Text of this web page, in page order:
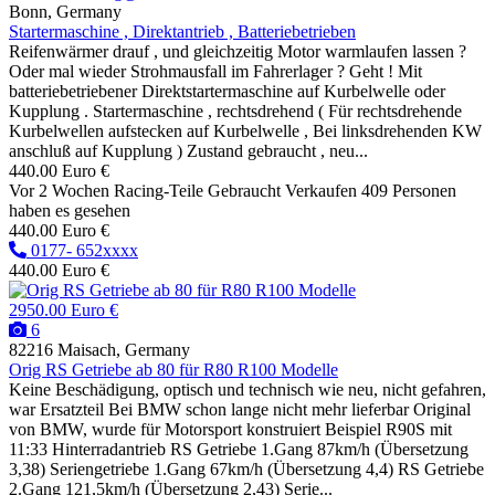
Bonn, Germany
Startermaschine , Direktantrieb , Batteriebetrieben
Reifenwärmer drauf , und gleichzeitig Motor warmlaufen lassen ?
Oder mal wieder Strohmausfall im Fahrerlager ? Geht ! Mit
batteriebetriebener Direktstartermaschine auf Kurbelwelle oder
Kupplung . Startermaschine , rechtsdrehend ( Für rechtsdrehende
Kurbelwellen aufstecken auf Kurbelwelle , Bei linksdrehenden KW
anschluß auf Kupplung ) Zustand gebraucht , neu...
440.00 Euro €
Vor 2 Wochen Racing-Teile Gebraucht Verkaufen 409 Personen
haben es gesehen
440.00 Euro €
0177- 652xxxx
440.00 Euro €
2950.00 Euro €
6
82216 Maisach, Germany
Orig RS Getriebe ab 80 für R80 R100 Modelle
Keine Beschädigung, optisch und technisch wie neu, nicht gefahren,
war Ersatzteil Bei BMW schon lange nicht mehr lieferbar Original
von BMW, wurde für Motorsport konstruiert Beispiel R90S mit
11:33 Hinterradantrieb RS Getriebe 1.Gang 87km/h (Übersetzung
3,38) Seriengetriebe 1.Gang 67km/h (Übersetzung 4,4) RS Getriebe
2.Gang 121,5km/h (Übersetzung 2,43) Serie...